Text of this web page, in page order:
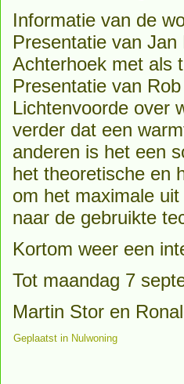
Informatie van de
Presentatie van
Achterhoek met als
Presentatie van
Lichtenvoorde over
verder dat een
anderen is het een
het theoretische en
om het maximale
naar de gebruikte
Kortom weer een
Tot maandag 7
Martin Stor en
Geplaatst in Nulwoning